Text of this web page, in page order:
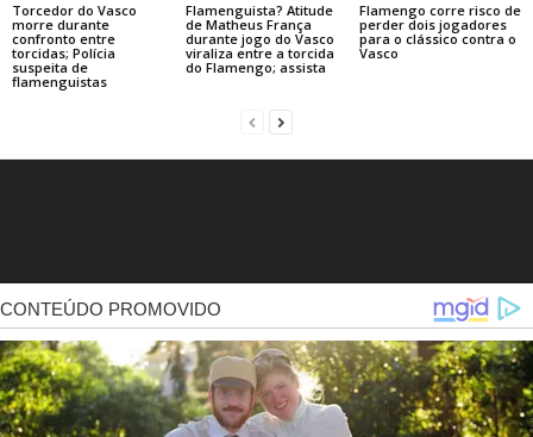
Torcedor do Vasco
morre durante
confronto entre
torcidas; Polícia
suspeita de
flamenguistas
Flamenguista? Atitude
de Matheus França
durante jogo do Vasco
viraliza entre a torcida
do Flamengo; assista
Flamengo corre risco de
perder dois jogadores
para o clássico contra o
Vasco